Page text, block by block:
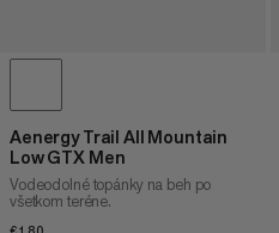
Aenergy Trail All Mountain
Low GTX Men
Vodeodolné topánky na beh po
všetkom teréne.